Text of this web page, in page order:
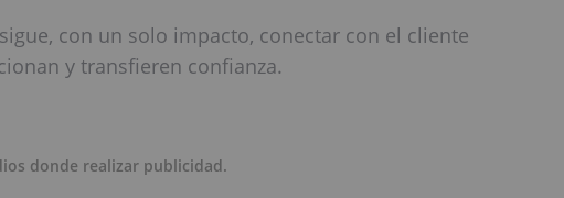
con un solo impacto, conectar con el cliente
y transfieren confianza.
donde realizar publicidad.